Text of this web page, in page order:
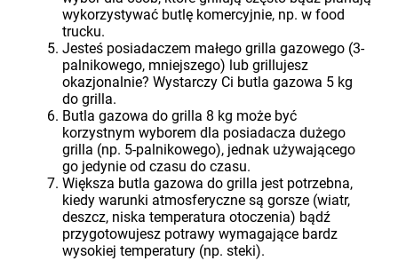
wykorzystywać butlę komercyjnie, np. w food
trucku.
Jesteś posiadaczem małego grilla gazowego (3-
palnikowego, mniejszego) lub grillujesz
okazjonalnie? Wystarczy Ci butla gazowa 5 kg
do grilla.
Butla gazowa do grilla 8 kg może być
korzystnym wyborem dla posiadacza dużego
grilla (np. 5-palnikowego), jednak używającego
go jedynie od czasu do czasu.
Większa butla gazowa do grilla jest potrzebna,
kiedy warunki atmosferyczne są gorsze (wiatr,
deszcz, niska temperatura otoczenia) bądź
przygotowujesz potrawy wymagające bardz
wysokiej temperatury (np. steki).